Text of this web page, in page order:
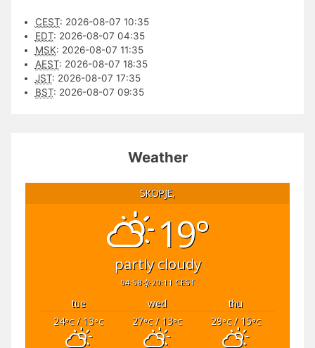
CEST: 2026-08-07 10:35
EDT: 2026-08-07 04:35
MSK: 2026-08-07 11:35
AEST: 2026-08-07 18:35
JST: 2026-08-07 17:35
BST: 2026-08-07 09:35
Weather
SKOPJE,
19°
partly cloudy
04:58 20:11 CEST
tue wed
thu
24°C/ 13°C 27°C/ 13°C 29°C/ 15°C